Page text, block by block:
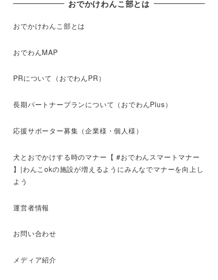
おでかけわんこ部とは
おでかけわんこ部とは
おでわんMAP
PRについて（おでわんPR）
長期パートナープランについて（おでわんPlus）
応援サポーター募集（企業様・個人様）
犬とおでかけする時のマナー【 #おでわんスマートマナー
】|わんこokの施設が増えるようにみんなでマナーを向上し
よう
運営者情報
お問い合わせ
メディア紹介